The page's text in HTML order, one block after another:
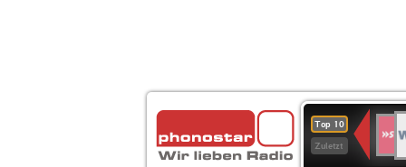
Top 10
Zuletzt
4